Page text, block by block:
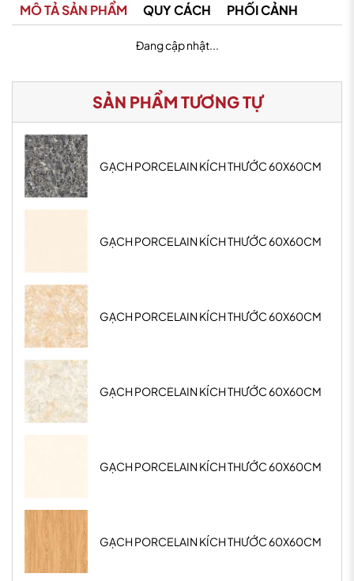
MÔ TẢ SẢN PHẨM QUY CÁCH PHỐI CẢNH
Đang cập nhật...
SẢN PHẨM TƯƠNG TỰ
GẠCH PORCELAIN KÍCH THƯỚC 60X60CM
GẠCH PORCELAIN KÍCH THƯỚC 60X60CM
GẠCH PORCELAIN KÍCH THƯỚC 60X60CM
GẠCH PORCELAIN KÍCH THƯỚC 60X60CM
GẠCH PORCELAIN KÍCH THƯỚC 60X60CM
GẠCH PORCELAIN KÍCH THƯỚC 60X60CM